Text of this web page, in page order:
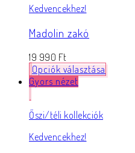
Kedvencekhez!
Madolin zakó
19 990 Ft
Opciók választása
Gyors nézet
Őszi/téli kollekciók
Kedvencekhez!